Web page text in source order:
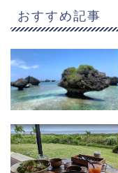
おすすめ記事